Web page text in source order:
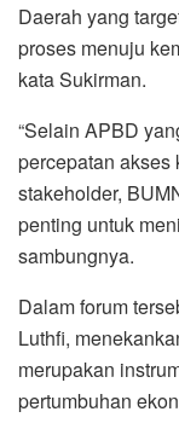
Daerah yang
proses menuju
kata Sukirman.
“Selain APBD
percepatan akses
stakeholder,
penting untuk
sambungnya.
Dalam forum
Luthfi,
merupakan
pertumbuhan